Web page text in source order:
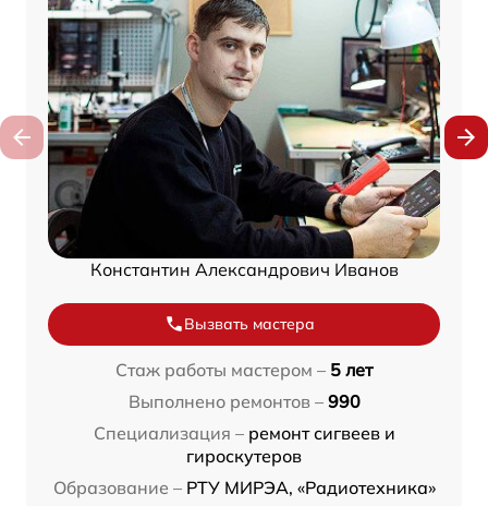
Константин Александрович Иванов
Вызвать мастера
Стаж работы мастером – 5 лет
Выполнено ремонтов – 990
Специализация – ремонт сигвеев и
гироскутеров
Образование – РТУ МИРЭА, «Радиотехника»